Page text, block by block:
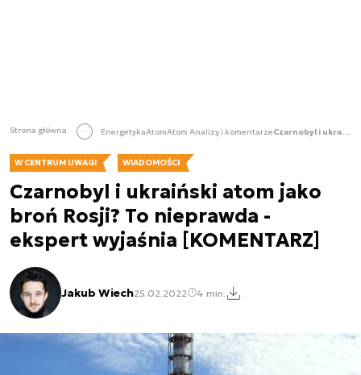
Strona główna EnergetykaAtomAtom Analizy i komentarze Czarnobyl i ukraiński atom jako broń Rosji? To nieprawda - ekspert wyjaśnia [KOMENTARZ]
W CENTRUM UWAGI WIADOMOŚCI
Czarnobyl i ukraiński atom jako
broń Rosji? To nieprawda -
ekspert wyjaśnia [KOMENTARZ]
Jakub Wiech25.02.2022 4 min.